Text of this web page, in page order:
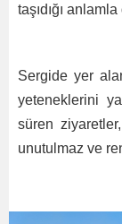
taşıdığı
Sergide yer
yeteneklerini
süren
unutulmaz ve